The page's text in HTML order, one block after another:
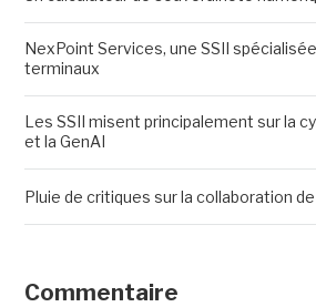
NexPoint Services, une SSII
terminaux
Les SSII misent principalement sur la
et la GenAI
Pluie de critiques sur la collaboration
Commentaire